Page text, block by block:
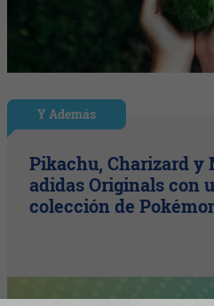
Y Además
Pikachu, Charizard y
adidas Originals con
colección de